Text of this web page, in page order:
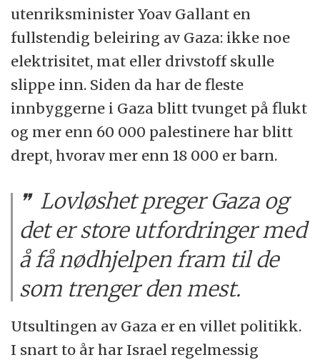
utenriksminister Yoav Gallant en
fullstendig beleiring av Gaza: ikke noe
elektrisitet, mat eller drivstoff skulle
slippe inn. Siden da har de fleste
innbyggerne i Gaza blitt tvunget på flukt
og mer enn 60 000 palestinere har blitt
drept, hvorav mer enn 18 000 er barn.
Lovløshet preger Gaza og
det er store utfordringer med
å få nødhjelpen fram til de
som trenger den mest.
Utsultingen av Gaza er en villet politikk.
I snart to år har Israel regelmessig